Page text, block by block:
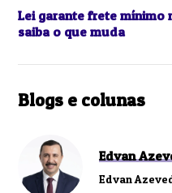
Lei garante frete mínimo
saiba o que muda
Blogs e colunas
Edvan
Edvan